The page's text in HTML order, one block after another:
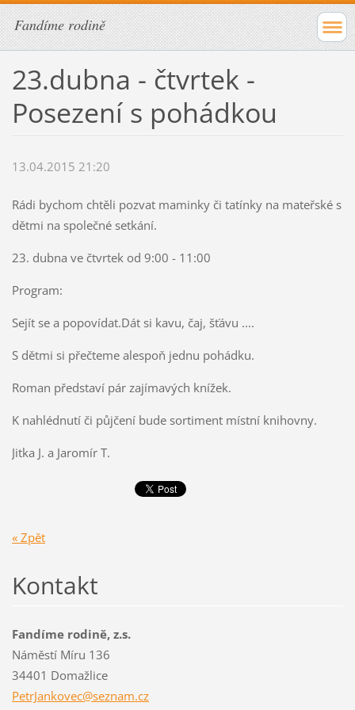
Fandíme rodině
23.dubna - čtvrtek -
Posezení s pohádkou
13.04.2015 21:20
Rádi bychom chtěli pozvat maminky či tatínky na mateřské s
dětmi na společné setkání.
23. dubna ve čtvrtek od 9:00 - 11:00
Program:
Sejít se a popovídat.Dát si kavu, čaj, šťávu ....
S dětmi si přečteme alespoň jednu pohádku.
Roman představí pár zajímavých knížek.
K nahlédnutí či půjčení bude sortiment místní knihovny.
Jitka J. a Jaromír T.
« Zpět
Kontakt
Fandíme rodině, z.s.
Náměstí Míru 136
34401 Domažlice
PetrJankovec@seznam.cz